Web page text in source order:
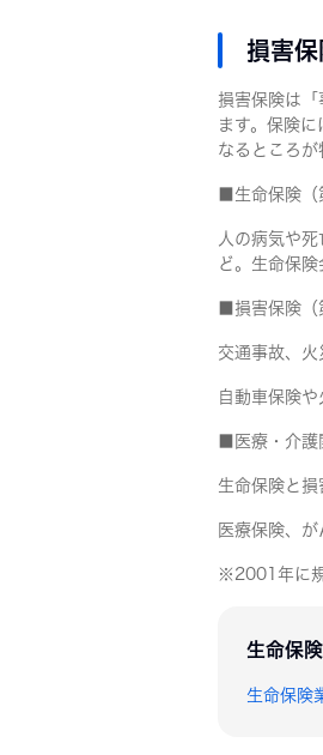
損害
損害保険は
ます。保険
なるところが
■生命保険（
人の病気や
ど。生命保険
■損害保険（
交通事故、火
自動車保険
■医療・介護
生命保険と損
医療保険、が
※2001年に規
生命保
生命保険